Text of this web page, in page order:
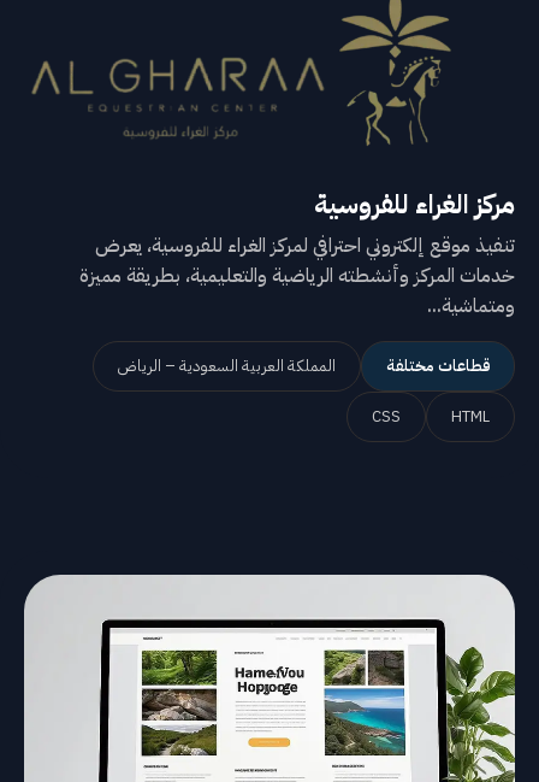
مركز الغراء للفروسية
تنفيذ موقع إلكتروني احترافي لمركز الغراء للفروسية، يعرض
خدمات المركز وأنشطته الرياضية والتعليمية، بطريقة مميزة
ومتماشية...
قطاعات مختلفة المملكة العربية السعودية – الرياض
HTML
CSS